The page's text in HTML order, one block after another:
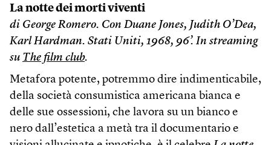
La notte dei morti viventi
di George Romero. Con Duane Jones, Judith O’Dea,
Karl Hardman. Stati Uniti, 1968, 96’. In streaming
su The film club.
Metafora potente, potremmo dire indimenticabile,
della società consumistica americana bianca e
delle sue ossessioni, che lavora su un bianco e
nero dall’estetica a metà tra il documentario e